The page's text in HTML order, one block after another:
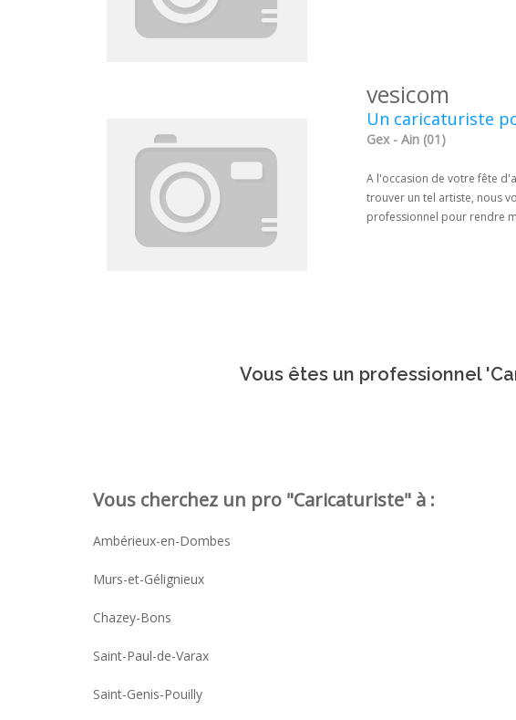
vesicom
Un caricaturiste
Gex - Ain (01)
A l'occasion de votre fête
trouver un tel artiste, nous
professionnel pour rendre
Vous êtes un professionnel
Vous cherchez un pro "Caricaturiste" à :
Ambérieux-en-Dombes
Murs-et-Gélignieux
Chazey-Bons
Saint-Paul-de-Varax
Saint-Genis-Pouilly